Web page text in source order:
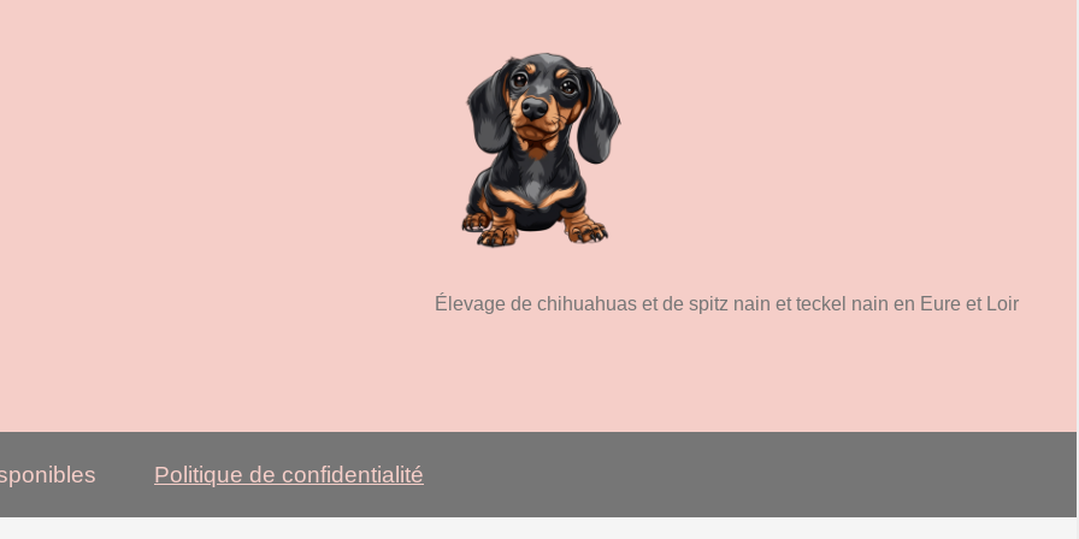
Élevage de chihuahuas et de spitz nain et teckel nain en Eure et Loir
Politique de confidentialité